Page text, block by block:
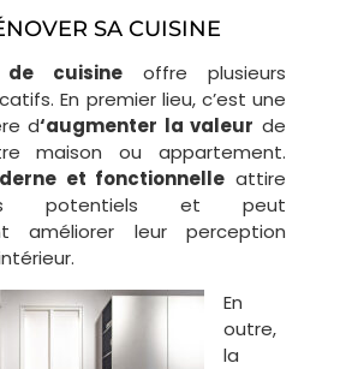
SA CUISINE
de cuisine offre plusieurs
En premier lieu, c’est une
d‘augmenter la valeur de
maison ou appartement.
et fonctionnelle attire
potentiels et peut
améliorer leur perception
En
outre,
la